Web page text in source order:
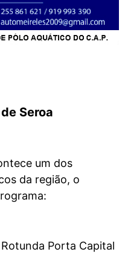
Seroa
um dos
da região, o
Porta Capital